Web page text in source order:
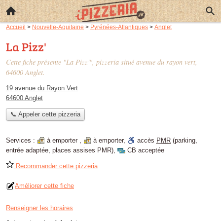
Accueil > Nouvelle-Aquitaine > Pyrénées-Atlantiques > Anglet
La Pizz'
Cette fiche présente "La Pizz'", pizzeria situé avenue du rayon vert,
64600 Anglet.
19 avenue du Rayon Vert
64600 Anglet
📞 Appeler cette pizzeria
Services : à emporter , à emporter, accès PMR (parking,
entrée adaptée, places assises PMR), CB acceptée
Recommander cette pizzeria
Améliorer cette fiche
Renseigner les horaires